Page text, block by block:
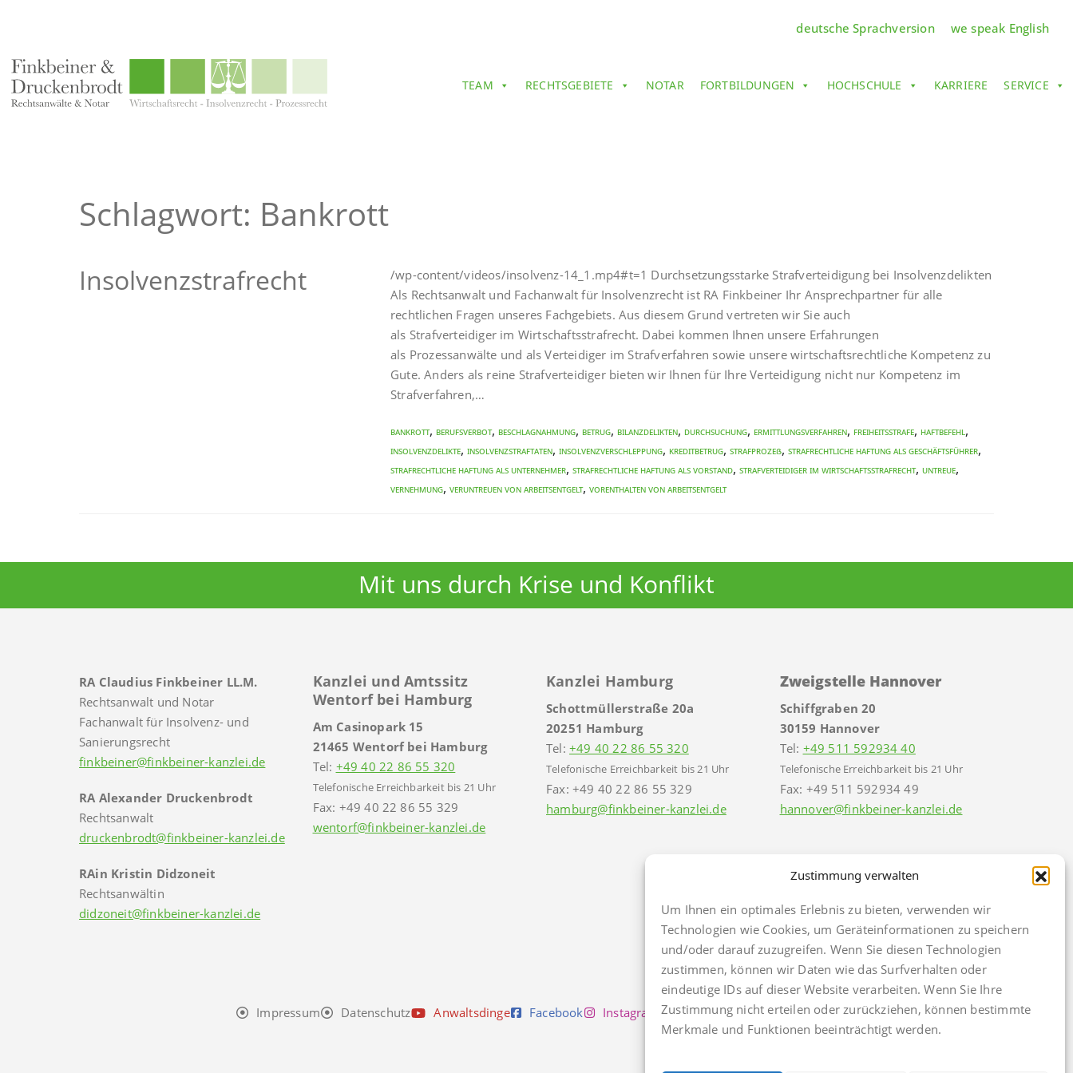
Zustimmung verwalten
Um Ihnen ein optimales Erlebnis zu bieten, verwenden wir
Technologien wie Cookies, um Geräteinformationen zu speichern
und/oder darauf zuzugreifen. Wenn Sie diesen Technologien
zustimmen, können wir Daten wie das Surfverhalten oder
eindeutige IDs auf dieser Website verarbeiten. Wenn Sie Ihre
Zustimmung nicht erteilen oder zurückziehen, können bestimmte
Merkmale und Funktionen beeinträchtigt werden.
deutsche Sprachversion we speak English
TEAM RECHTSGEBIETE NOTAR FORTBILDUNGEN HOCHSCHULE KARRIERE SERVICE
Schlagwort: Bankrott
Insolvenzstrafrecht
/wp-content/videos/insolvenz-14_1.mp4#t=1 Durchsetzungsstarke Strafverteidigung bei Insolvenzdelikten
Als Rechtsanwalt und Fachanwalt für Insolvenzrecht ist RA Finkbeiner Ihr Ansprechpartner für alle
rechtlichen Fragen unseres Fachgebiets. Aus diesem Grund vertreten wir Sie auch
als Strafverteidiger im Wirtschaftsstrafrecht. Dabei kommen Ihnen unsere Erfahrungen
als Prozessanwälte und als Verteidiger im Strafverfahren sowie unsere wirtschaftsrechtliche Kompetenz zu
Gute. Anders als reine Strafverteidiger bieten wir Ihnen für Ihre Verteidigung nicht nur Kompetenz im
Strafverfahren,…
Bankrott, Berufsverbot, Beschlagnahmung, Betrug, Bilanzdelikten, Durchsuchung, Ermittlungsverfahren, Freiheitsstrafe, Haftbefehl,
Insolvenzdelikte, Insolvenzstraftaten, Insolvenzverschleppung, Kreditbetrug, Strafprozeß, Strafrechtliche Haftung als Geschäftsführer,
Strafrechtliche Haftung als Unternehmer, Strafrechtliche Haftung als Vorstand, Strafverteidiger im Wirtschaftsstrafrecht, Untreue,
Vernehmung, Veruntreuen von Arbeitsentgelt, Vorenthalten von Arbeitsentgelt
Mit uns durch Krise und Konflikt
RA Claudius Finkbeiner LL.M.
Rechtsanwalt und Notar
Fachanwalt für Insolvenz- und
Sanierungsrecht
finkbeiner@finkbeiner-kanzlei.de
RA Alexander Druckenbrodt
Rechtsanwalt
druckenbrodt@finkbeiner-kanzlei.de
RAin Kristin Didzoneit
Rechtsanwältin
didzoneit@finkbeiner-kanzlei.de
Kanzlei und Amtssitz
Wentorf bei Hamburg
Am Casinopark 15
21465 Wentorf bei Hamburg
Tel: +49 40 22 86 55 320
Telefonische Erreichbarkeit bis 21 Uhr
Fax: +49 40 22 86 55 329
wentorf@finkbeiner-kanzlei.de
Kanzlei Hamburg
Schottmüllerstraße 20a
20251 Hamburg
Tel: +49 40 22 86 55 320
Telefonische Erreichbarkeit bis 21 Uhr
Fax: +49 40 22 86 55 329
hamburg@finkbeiner-kanzlei.de
Zweigstelle Hannover
Schiffgraben 20
30159 Hannover
Tel: +49 511 592934 40
Telefonische Erreichbarkeit bis 21 Uhr
Fax: +49 511 592934 49
hannover@finkbeiner-kanzlei.de
Impressum Datenschutz Anwaltsdinge Facebook Instagram TikTok Cookie Policy (EU)